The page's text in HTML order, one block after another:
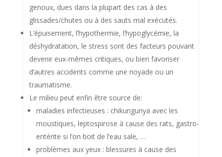
genoux, dues dans la plupart des cas à des
glissades/chutes ou à des sauts mal exécutés.
L’épuisement, l’hypothermie, l’hypoglycémie, la
déshydratation, le stress sont des facteurs pouvant
devenir eux-mêmes critiques, ou bien favoriser
d’autres accidents comme une noyade ou un
traumatisme.
Le milieu peut enfin être source de:
maladies infectieuses : chikungunya avec les
moustiques, leptospirose à cause des rats, gastro-
entérite si l’on boit de l’eau sale, …
problèmes aux yeux : blessures à cause des